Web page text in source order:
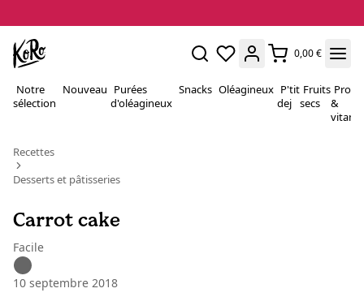
0,00 €
Notre
sélection
Nouveau Purées
d'oléagineux
Snacks Oléagineux P'tit
dej
Fruits
secs
&
Recettes
Desserts et pâtisseries
Carrot cake
Facile
10 septembre 2018